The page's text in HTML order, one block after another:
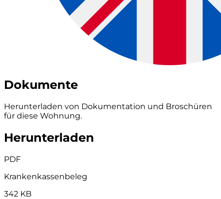
Dokumente
Herunterladen von Dokumentation und Broschüren
für diese Wohnung.
Herunterladen
PDF
Krankenkassenbeleg
342 KB